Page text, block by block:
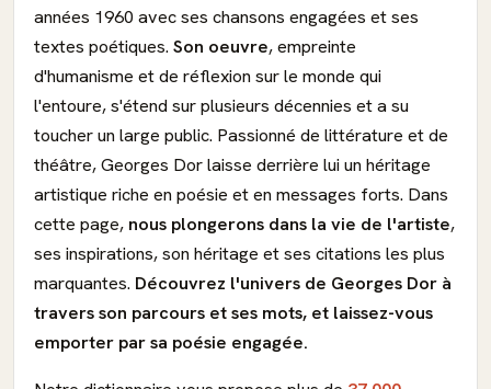
années 1960 avec ses chansons engagées et ses
textes poétiques. Son oeuvre, empreinte
d'humanisme et de réflexion sur le monde qui
l'entoure, s'étend sur plusieurs décennies et a su
toucher un large public. Passionné de littérature et de
théâtre, Georges Dor laisse derrière lui un héritage
artistique riche en poésie et en messages forts. Dans
cette page, nous plongerons dans la vie de l'artiste,
ses inspirations, son héritage et ses citations les plus
marquantes. Découvrez l'univers de Georges Dor à
travers son parcours et ses mots, et laissez-vous
emporter par sa poésie engagée.